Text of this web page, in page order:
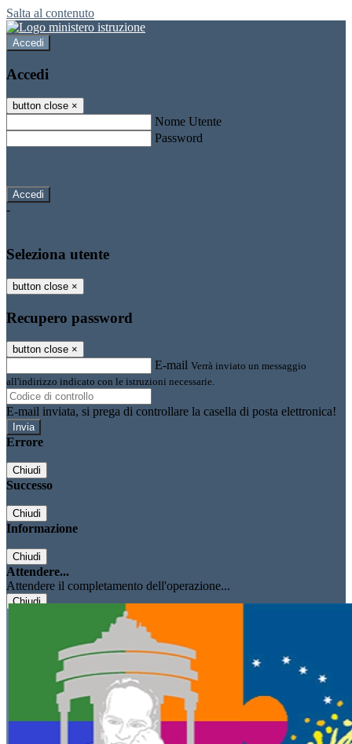
Salta al contenuto
Accedi
Accedi
button close ×
Nome Utente
Password
-
Seleziona utente
button close ×
Recupero password
button close ×
E-mail Verrà inviato un messaggio
all'indirizzo indicato con le istruzioni necessarie.
E-mail inviata, si prega di controllare la casella di posta elettronica!
Errore
Chiudi
Successo
Chiudi
Informazione
Chiudi
Attendere...
Attendere il completamento dell'operazione...
Chiudi